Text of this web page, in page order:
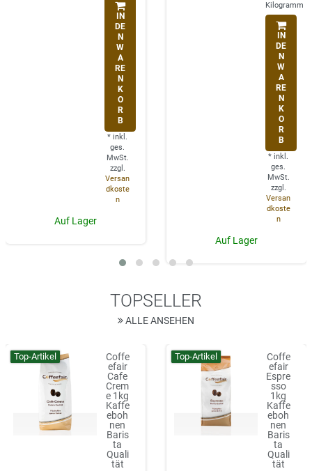
IN
DE
N
W
A
RE
N
K
O
R
B
* inkl.
ges.
MwSt.
zzgl.
Versan
dkoste
n
Auf Lager
Kilogramm
IN
DE
N
W
A
RE
N
K
O
R
B
* inkl.
ges.
MwSt.
zzgl.
Versan
dkoste
n
Auf Lager
TOPSELLER
ALLE ANSEHEN
Top-Artikel
Coffe
efair
Cafe
Crem
e 1kg
Kaffe
eboh
nen
Baris
ta
Quali
tät
Top-Artikel
Coffe
efair
Espre
sso
1kg
Kaffe
eboh
nen
Baris
ta
Quali
tät